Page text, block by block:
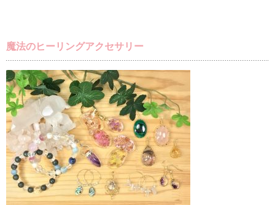
魔法のヒーリングアクセサリー